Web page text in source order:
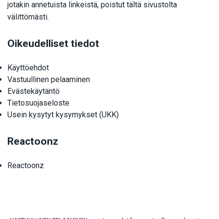
jotakin annetuista linkeistä, poistut tältä sivustolta
välittömästi.
Oikeudelliset tiedot
Käyttöehdot
Vastuullinen pelaaminen
Evästekäytäntö
Tietosuojaseloste
Usein kysytyt kysymykset (UKK)
Reactoonz
Reactoonz